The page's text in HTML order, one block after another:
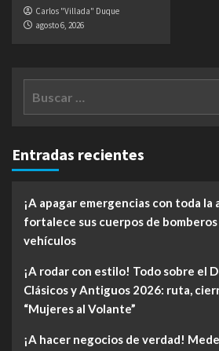
Carlos "Villada" Duque
agosto 6, 2026
Entradas recientes
¡A apagar emergencias con toda
fortalece sus cuerpos de
vehículos
¡A rodar con estilo! Todo sobre el
Clásicos y Antiguos 2026: ruta,
“Mujeres al Volante”
¡A hacer negocios de verdad!